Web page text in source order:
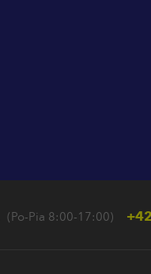
(Po-Pia 8:00-17:00)